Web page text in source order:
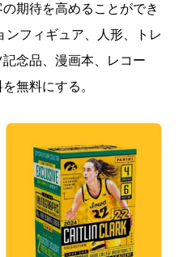
期待を高めることができ
ンフィギュア、人形、トレ
念品、漫画本、レコー
無料にする。